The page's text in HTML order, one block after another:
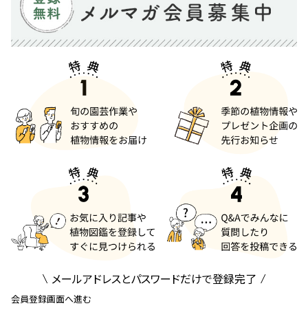
メールアドレスとパスワードだけで登録完了
会員登録画面へ進む